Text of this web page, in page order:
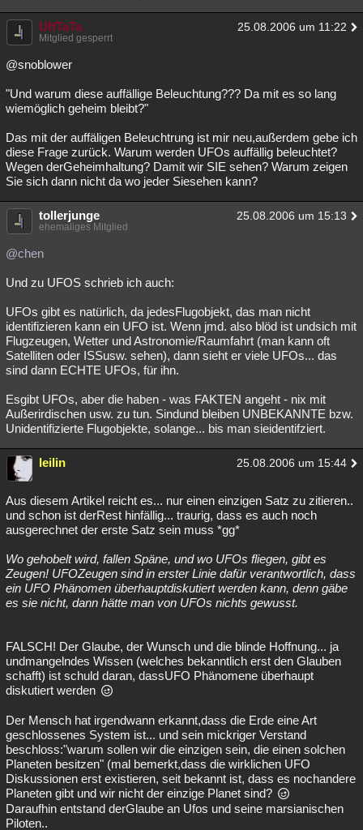
UffTaTa 25.08.2006 um 11:22
Mitglied gesperrt
@snoblower
"Und warum diese auffällige Beleuchtung??? Da mit es so lang
wiemöglich geheim bleibt?"
Das mit der auffäligen Beleuchtrung ist mir neu,außerdem gebe ich
diese Frage zurück. Warum werden UFOs auffällig beleuchtet?
Wegen derGeheimhaltung? Damit wir SIE sehen? Warum zeigen
Sie sich dann nicht da wo jeder Siesehen kann?
tollerjunge 25.08.2006 um 15:13
ehemaliges Mitglied
@chen
Und zu UFOS schrieb ich auch:
UFOs gibt es natürlich, da jedesFlugobjekt, das man nicht
identifizieren kann ein UFO ist. Wenn jmd. also blöd ist undsich mit
Flugzeugen, Wetter und Astronomie/Raumfahrt (man kann oft
Satelliten oder ISSusw. sehen), dann sieht er viele UFOs... das
sind dann ECHTE UFOs, für ihn.
Esgibt UFOs, aber die haben - was FAKTEN angeht - nix mit
Außerirdischen usw. zu tun. Sindund bleiben UNBEKANNTE bzw.
Unidentifizierte Flugobjekte, solange... bis man sieidentifziert.
leilin 25.08.2006 um 15:44
Aus diesem Artikel reicht es... nur einen einzigen Satz zu zitieren..
und schon ist derRest hinfällig... traurig, dass es auch noch
ausgerechnet der erste Satz sein muss *gg*
Wo gehobelt wird, fallen Späne, und wo UFOs fliegen, gibt es
Zeugen! UFOZeugen sind in erster Linie dafür verantwortlich, dass
ein UFO Phänomen überhauptdiskutiert werden kann, denn gäbe
es sie nicht, dann hätte man von UFOs nichts gewusst.
FALSCH! Der Glaube, der Wunsch und die blinde Hoffnung... ja
undmangelndes Wissen (welches bekanntlich erst den Glauben
schafft) ist schuld daran, dassUFO Phänomene überhaupt
diskutiert werden
Der Mensch hat irgendwann erkannt,dass die Erde eine Art
geschlossenes System ist... und sein mickriger Verstand
beschloss:"warum sollen wir die einzigen sein, die einen solchen
Planeten besitzen" (mal bemerkt,dass die wirklichen UFO
Diskussionen erst existieren, seit bekannt ist, dass es nochandere
Planeten gibt und wir nicht der einzige Planet sind?
Daraufhin entstand derGlaube an Ufos und seine marsianischen
Piloten..